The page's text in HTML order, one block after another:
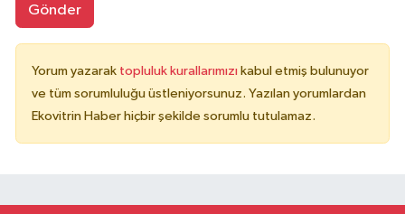
Gönder
Yorum yazarak topluluk kurallarımızı kabul etmiş bulunuyor
ve tüm sorumluluğu üstleniyorsunuz. Yazılan yorumlardan
Ekovitrin Haber hiçbir şekilde sorumlu tutulamaz.